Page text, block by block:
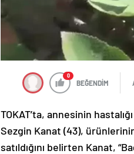
0
BEĞENDİM
TOKAT’ta, annesinin
Sezgin Kanat (43),
satıldığını belirten Kanat,